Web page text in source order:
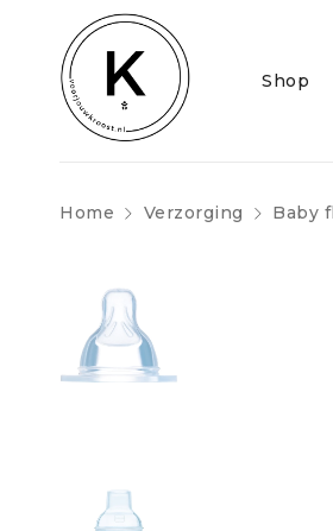
Shop
Home Verzorging Baby